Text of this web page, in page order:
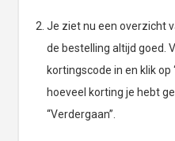
Je ziet nu een overzicht
de bestelling altijd goed.
kortingscode in en klik
hoeveel korting je hebt
“Verdergaan”.